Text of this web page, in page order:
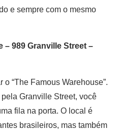
e sempre com o mesmo
– 989 Granville Street –
“The Famous Warehouse”.
Granville Street, você
fila na porta. O local é
brasileiros, mas também